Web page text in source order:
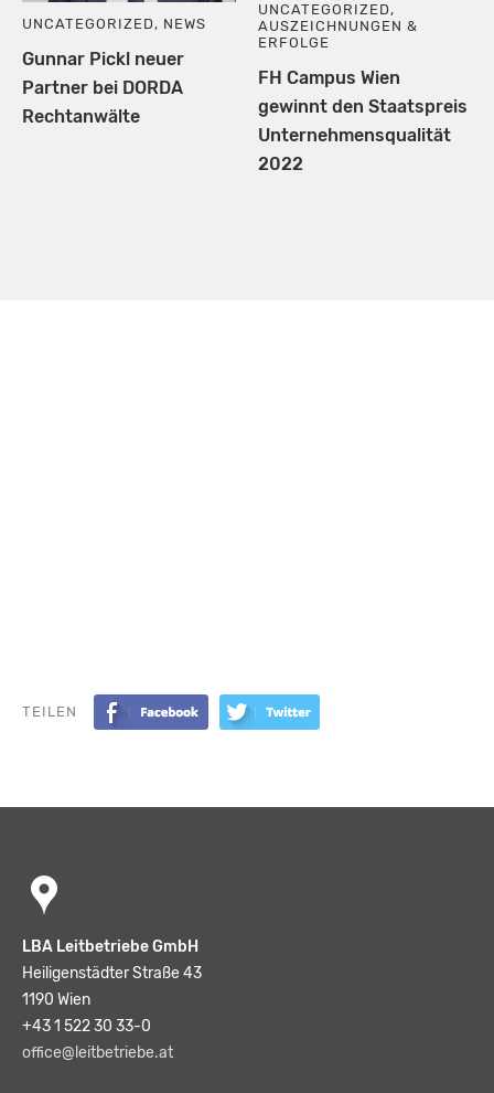
UNCATEGORIZED , NEWS
Gunnar Pickl neuer
Partner bei DORDA
Rechtanwälte
UNCATEGORIZED,
AUSZEICHNUNGEN &
ERFOLGE
FH Campus Wien
gewinnt den Staats­preis
Unternehmens­qualität
2022
TEILEN
LBA Leitbetriebe GmbH
Heiligenstädter Straße 43
1190 Wien
+43 1 522 30 33-0
office@leitbetriebe.at